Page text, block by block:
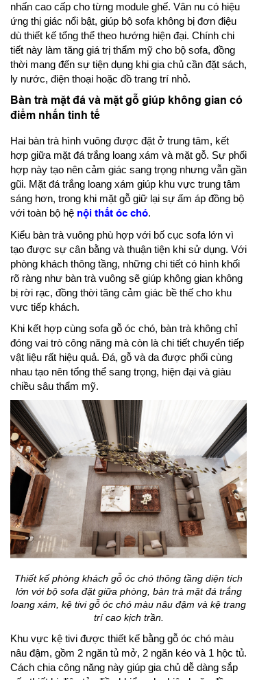
nhấn cao cấp cho từng module ghế. Vân nu có hiệu
ứng thị giác nổi bật, giúp bộ sofa không bị đơn điệu
dù thiết kế tổng thể theo hướng hiện đại. Chính chi
tiết này làm tăng giá trị thẩm mỹ cho bộ sofa, đồng
thời mang đến sự tiện dụng khi gia chủ cần đặt sách,
ly nước, điện thoại hoặc đồ trang trí nhỏ.
Bàn trà mặt đá và mặt gỗ giúp không gian có
điểm nhấn tinh tế
Hai bàn trà hình vuông được đặt ở trung tâm, kết
hợp giữa mặt đá trắng loang xám và mặt gỗ. Sự phối
hợp này tạo nên cảm giác sang trọng nhưng vẫn gần
gũi. Mặt đá trắng loang xám giúp khu vực trung tâm
sáng hơn, trong khi mặt gỗ giữ lại sự ấm áp đồng bộ
với toàn bộ hệ nội thất óc chó.
Kiểu bàn trà vuông phù hợp với bố cục sofa lớn vì
tạo được sự cân bằng và thuận tiện khi sử dụng. Với
phòng khách thông tầng, những chi tiết có hình khối
rõ ràng như bàn trà vuông sẽ giúp không gian không
bị rời rạc, đồng thời tăng cảm giác bề thế cho khu
vực tiếp khách.
Khi kết hợp cùng sofa gỗ óc chó, bàn trà không chỉ
đóng vai trò công năng mà còn là chi tiết chuyển tiếp
vật liệu rất hiệu quả. Đá, gỗ và da được phối cùng
nhau tạo nên tổng thể sang trọng, hiện đại và giàu
chiều sâu thẩm mỹ.
Thiết kế phòng khách gỗ óc chó thông tầng diện tích
lớn với bộ sofa đặt giữa phòng, bàn trà mặt đá trắng
loang xám, kệ tivi gỗ óc chó màu nâu đậm và kệ trang
trí cao kịch trần.
Khu vực kệ tivi được thiết kế bằng gỗ óc chó màu
nâu đậm, gồm 2 ngăn tủ mở, 2 ngăn kéo và 1 hộc tủ.
Cách chia công năng này giúp gia chủ dễ dàng sắp